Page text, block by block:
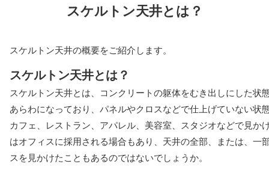
スケルトン天井とは？
スケルトン天井の概要をご紹介します。
スケルトン天井とは？
スケルトン天井とは、コンクリートの躯体をむき出しにした状
あらわになっており、パネルやクロスなどで仕上げていない状
カフェ、レストラン、アパレル、美容室、スタジオなどで見か
はオフィスに採用される場合もあり、天井の全部、または、一
スを見かけたこともあるのではないでしょうか。